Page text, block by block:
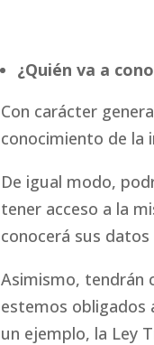
¿Quién va a
Con carácter
conocimiento de la
De igual modo,
tener acceso a la
conocerá sus
Asimismo, tendrán
estemos obligados
un ejemplo, la Ley